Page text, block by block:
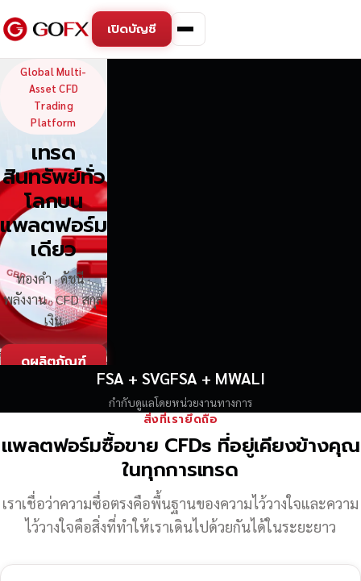
เปิดบัญชี
GoFX — Global Multi-
Global Multi-
Asset CFD
Trading
Platform
เทรด
สินทรัพย์ทั่ว
โลกบน
แพลตฟอร์ม
เดียว
ทองคำ · ดัชนี ·
พลังงาน · CFD สกุล
เงิน
ดูผลิตภัณฑ์
FSA + SVGFSA + MWALI
กำกับดูแลโดยหน่วยงานทางการ
สิ่งที่เรายึดถือ
แพลตฟอร์มซื้อขาย CFDs ที่อยู่เคียงข้างคุณ
ในทุกการเทรด
เราเชื่อว่าความซื่อตรงคือพื้นฐานของความไว้วางใจและความ
ไว้วางใจคือสิ่งที่ทำให้เราเดินไปด้วยกันได้ในระยะยาว